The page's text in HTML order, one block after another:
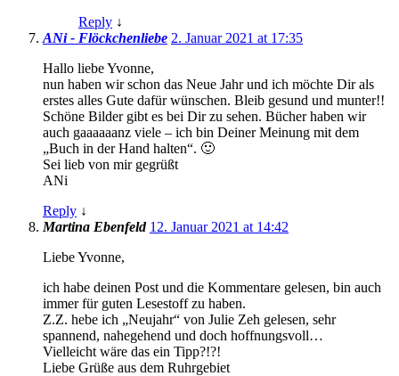
Reply ↓
ANi - Flöckchenliebe 2. Januar 2021 at 17:35
Hallo liebe Yvonne,
nun haben wir schon das Neue Jahr und ich möchte Dir als
erstes alles Gute dafür wünschen. Bleib gesund und munter!!
Schöne Bilder gibt es bei Dir zu sehen. Bücher haben wir
auch gaaaaaanz viele – ich bin Deiner Meinung mit dem
„Buch in der Hand halten“. 🙂
Sei lieb von mir gegrüßt
ANi
Reply ↓
Martina Ebenfeld 12. Januar 2021 at 14:42
Liebe Yvonne,
ich habe deinen Post und die Kommentare gelesen, bin auch
immer für guten Lesestoff zu haben.
Z.Z. hebe ich „Neujahr“ von Julie Zeh gelesen, sehr
spannend, nahegehend und doch hoffnungsvoll…
Vielleicht wäre das ein Tipp?!?!
Liebe Grüße aus dem Ruhrgebiet